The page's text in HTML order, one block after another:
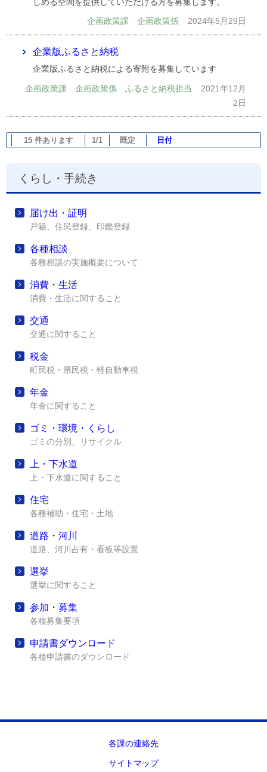
企画政策課 企画政策係 2024年5月29日
企業版ふるさと納税
企業版ふるさと納税による寄附を募集しています
企画政策課 企画政策係 ふるさと納税担当
2021年12月
2日
15 件あります 1/1 既定 日付
くらし・手続き
届け出・証明
戸籍、住民登録、印鑑登録
各種相談
各種相談の実施概要について
消費・生活
消費・生活に関すること
交通
交通に関すること
税金
町民税・県民税・軽自動車税
年金
年金に関すること
ゴミ・環境・くらし
ゴミの分別、リサイクル
上・下水道
上・下水道に関すること
住宅
各種補助・住宅・土地
道路・河川
道路、河川占有・看板等設置
選挙
選挙に関すること
参加・募集
各種募集要項
申請書ダウンロード
各種申請書のダウンロード
各課の連絡先
サイトマップ